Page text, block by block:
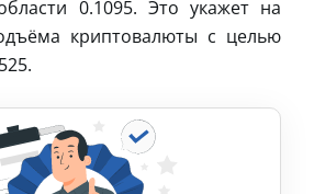
0.1095. Это укажет на
криптовалюты с целью